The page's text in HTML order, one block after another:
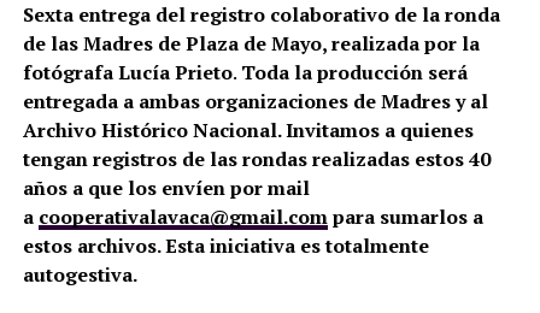
Sexta entrega del registro colaborativo de la ronda
de las Madres de Plaza de Mayo, realizada por la
fotógrafa Lucía Prieto. Toda la producción será
entregada a ambas organizaciones de Madres y al
Archivo Histórico Nacional. Invitamos a quienes
tengan registros de las rondas realizadas estos 40
años a que los envíen por mail
a cooperativalavaca@gmail.compara sumarlos a
estos archivos. Esta iniciativa es totalmente
autogestiva.